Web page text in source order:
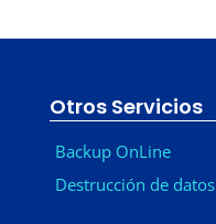
Otros Servicios
Backup OnLine
Destrucción de datos